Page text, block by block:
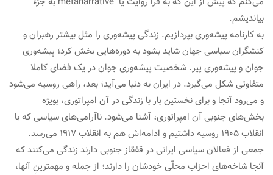
بیاندیشم.
به کارنامه پیشه‌وری بپردازیم. زندگی پیشه‌وری را مثل بیشتر رهبران و
کنشگران سیاسی جهان شاید بشود به دوره‌هایی بخش کرد؛ پیشه‌وری
جوان و پیشه‌وری پیر. شخصیت پیشه‌وری جوان در یک فضای کاملا
متفاوتی شکل می‌گیرد. در ایران به دنیا می‌آید؛ بعد، راهی روسیه می‌شود
و می‌رود آنجا و برای نخستین بار با زندگی در آن امپراتوری، بویژه
بخش‌های جنوبی آن امپراتوری، آشنا می‌شود. ناآرامی‌های سیاسی که با
انقلاب ۱۹۰۵ روسیه داشتیم و ادامه‌اش هم به انقلاب ۱۹۱۷ می‌رسد.
جمعی از فعالان سیاسی ایرانی در قفقاز جنوبی دارند زندگی می‌کنند که
آنجا شاخه‌های احزاب محلّی خودشان را دارند؛ از جمله و مهمترینِ آنها،